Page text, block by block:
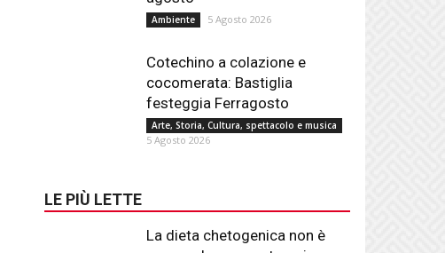
Ambiente 5 Agosto 2026
Cotechino a colazione e
cocomerata: Bastiglia
festeggia Ferragosto
Arte, Storia, Cultura, spettacolo e musica
5 Agosto 2026
LE PIÙ LETTE
La dieta chetogenica non è